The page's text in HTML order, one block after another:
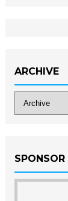
ARCHIVE
SPONSOR